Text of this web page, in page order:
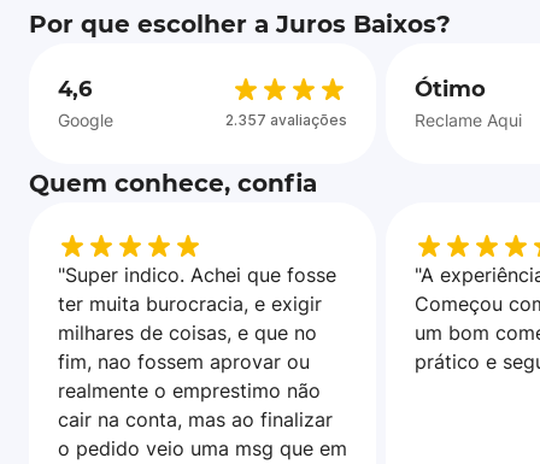
Por que escolher a Juros Baixos?
4,6
Google 2.357 avaliações
Ótimo
Reclame Aqui
Quem conhece, confia
"Super indico. Achei que fosse
ter muita burocracia, e exigir
milhares de coisas, e que no
fim, nao fossem aprovar ou
realmente o emprestimo não
cair na conta, mas ao finalizar
o pedido veio uma msg que em
"A
Começou
um bom
prático e